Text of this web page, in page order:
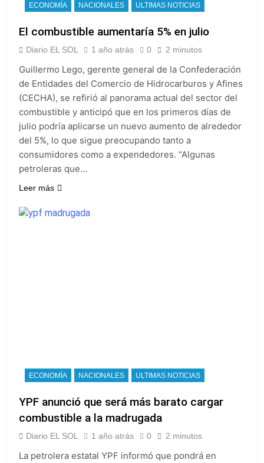
ECONOMÍA NACIONALES ULTIMAS NOTICIAS
El combustible aumentaría 5% en julio
Diario EL SOL 1 año atrás 0 2 minutos
Guillermo Lego, gerente general de la Confederación
de Entidades del Comercio de Hidrocarburos y Afines
(CECHA), se refirió al panorama actual del sector del
combustible y anticipó que en los primeros días de
julio podría aplicarse un nuevo aumento de alrededor
del 5%, lo que sigue preocupando tanto a
consumidores como a expendedores. “Algunas
petroleras que…
Leer más
ECONOMÍA NACIONALES ULTIMAS NOTICIAS
YPF anunció que será más barato cargar
combustible a la madrugada
Diario EL SOL 1 año atrás 0 2 minutos
La petrolera estatal YPF informó que pondrá en